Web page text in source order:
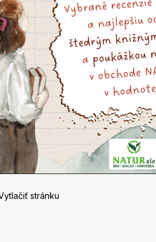
stránku